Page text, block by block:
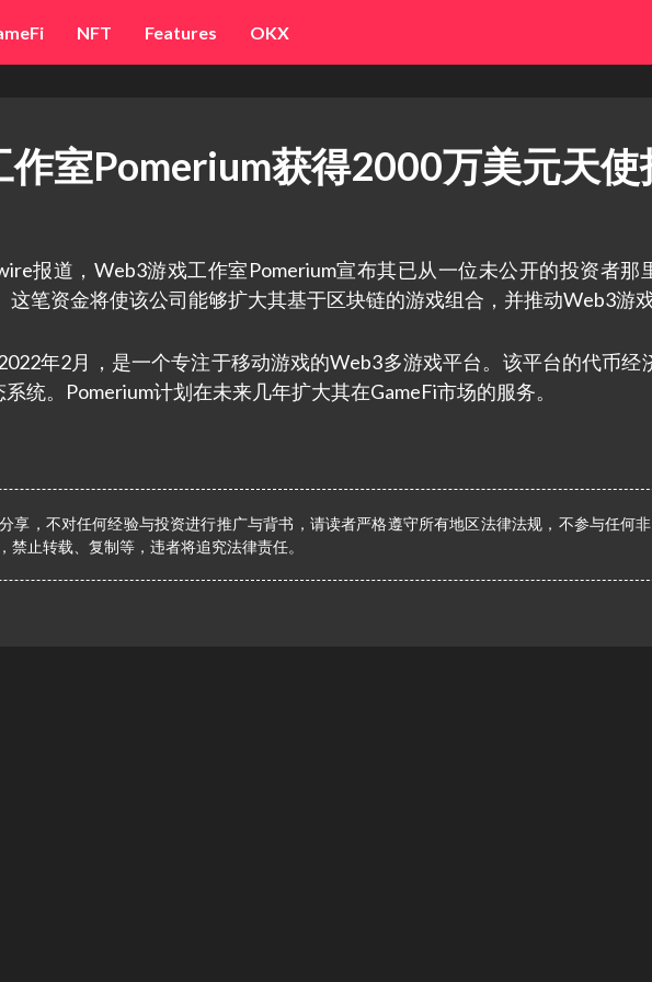
NFT Features OKX
室Pomerium获得2000万美元天使
报道，Web3游戏工作室Pomerium宣布其已从一位未公开的投资者那
笔资金将使该公司能够扩大其基于区块链的游戏组合，并推动Web3游戏
年2月，是一个专注于移动游戏的Web3多游戏平台。该平台的代币经
统。Pomerium计划在未来几年扩大其在GameFi市场的服务。
享，不对任何经验与投资进行推广与背书，请读者严格遵守所有地区法律法规，不参与任何
禁止转载、复制等，违者将追究法律责任。